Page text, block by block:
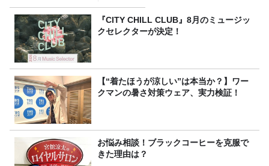
ンズフィジークの魅力！！
『CITY CHILL CLUB』8月のミュージッ
クセレクターが決定！
【“着たほうが涼しい”は本当か？】ワー
クマンの暑さ対策ウェア、実力検証！
お悩み相談！ブラックコーヒーを克服で
きた理由は？